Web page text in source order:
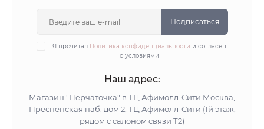
Подписаться
Я прочитал Политика конфиденциальности и согласен
с условиями
Наш адрес:
Магазин "Перчаточка" в ТЦ Афимолл-Сити Москва,
Пресненская наб. дом 2, ТЦ Афимолл-Сити (1й этаж,
рядом с салоном связи Т2)